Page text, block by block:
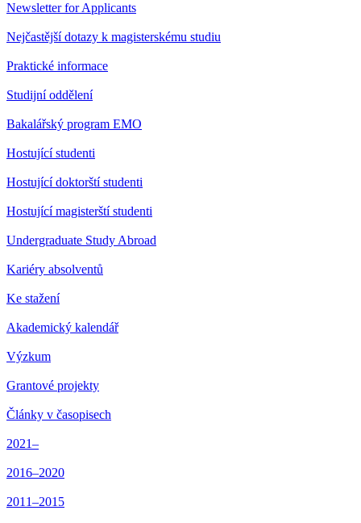
Newsletter for Applicants
Nejčastější dotazy k magisterskému studiu
Praktické informace
Studijní oddělení
Bakalářský program EMO
Hostující studenti
Hostující doktorští studenti
Hostující magisterští studenti
Undergraduate Study Abroad
Kariéry absolventů
Ke stažení
Akademický kalendář
Výzkum
Grantové projekty
Články v časopisech
2021–
2016–2020
2011–2015